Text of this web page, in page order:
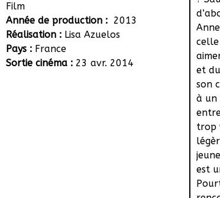
Film
Année de production : 2013
Réalisation : Lisa Azuelos
Pays : France
Sortie cinéma : 23 avr. 2014
celle
et
son
à un
trop
est